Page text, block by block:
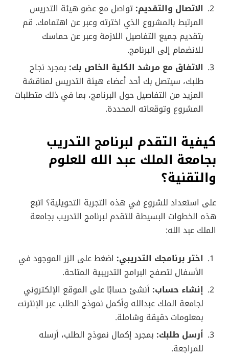
الاتصال والتقديم: تواصل مع عضو هيئة التدريس
المرتبط بالمشروع الذي اخترته وعبر عن اهتمامك. قم
بتقديم جميع التفاصيل اللازمة وعبر عن حماسك
للانضمام إلى البرنامج.
الاتفاق مع مرشد الكلية الخاص بك: بمجرد نجاح
طلبك، سيتصل بك أحد أعضاء هيئة التدريس لمناقشة
المزيد من التفاصيل حول البرنامج، بما في ذلك متطلبات
المشروع وتوقعاته المحددة.
كيفية التقدم لبرنامج التدريب
بجامعة الملك عبد الله للعلوم
والتقنية؟
على استعداد للشروع في هذه التجربة التحويلية؟ اتبع
هذه الخطوات البسيطة للتقدم لبرنامج التدريب بجامعة
الملك عبد الله:
اختر برنامجك التدريبي: اضغط على الزر الموجود في
الأسفال لتصفح البرامج التدريبية المتاحة.
إنشاء حساب: أنشئ حسابًا على الموقع الإلكتروني
لجامعة الملك عبدالله وأكمل نموذج الطلب عبر الإنترنت
بمعلومات دقيقة وشاملة.
أرسل طلبك: بمجرد إكمال نموذج الطلب، أرسله
للمراجعة.